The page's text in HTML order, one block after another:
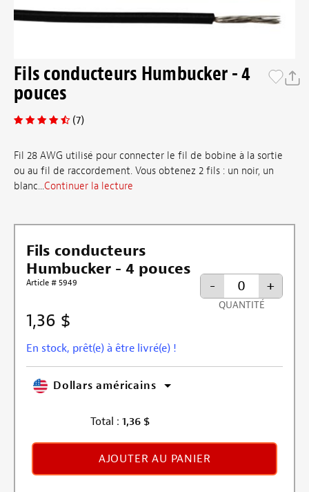
Fils conducteurs Humbucker - 4
pouces
(7)
Fil 28 AWG utilisé pour connecter le fil de bobine à la sortie
ou au fil de raccordement. Vous obtenez 2 fils : un noir, un
blanc...Continuer la lecture
Fils conducteurs
Humbucker - 4 pouces
Article # 5949
1,36 $
En stock, prêt(e) à être livré(e) !
- +
QUANTITÉ
Dollars américains
Total : 1,36 $
AJOUTER AU PANIER